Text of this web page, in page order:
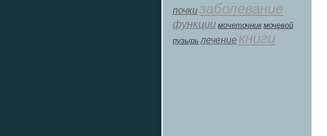
почкизаболевание
функции мοчеточник мочевой
пузырь лечение книги